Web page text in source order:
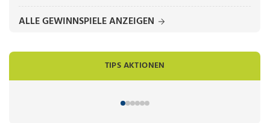
ALLE GEWINNSPIELE ANZEIGEN
TIPS AKTIONEN